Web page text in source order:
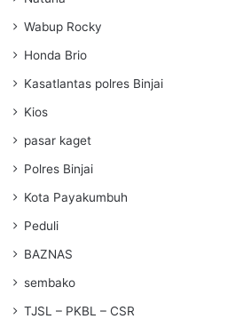
Wabup Rocky
Honda Brio
Kasatlantas polres Binjai
Kios
pasar kaget
Polres Binjai
Kota Payakumbuh
Peduli
BAZNAS
sembako
TJSL – PKBL – CSR